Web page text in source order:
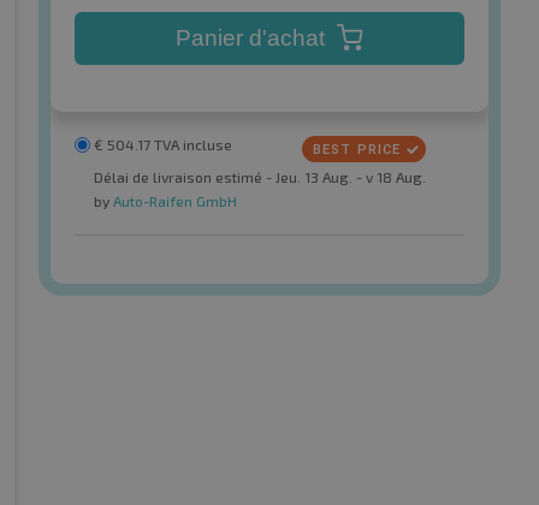
Panier d'achat
€ 504.17 TVA incluse
Délai de livraison estimé - Jeu. 13 Aug. - v 18 Aug.
by Auto-Raifen GmbH